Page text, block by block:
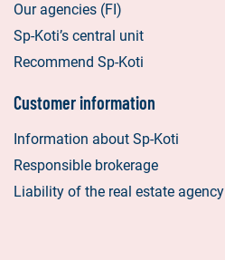
Our agencies (FI)
Sp-Koti’s central unit
Recommend Sp-Koti
Customer information
Information about Sp-Koti
Responsible brokerage
Liability of the real estate agency